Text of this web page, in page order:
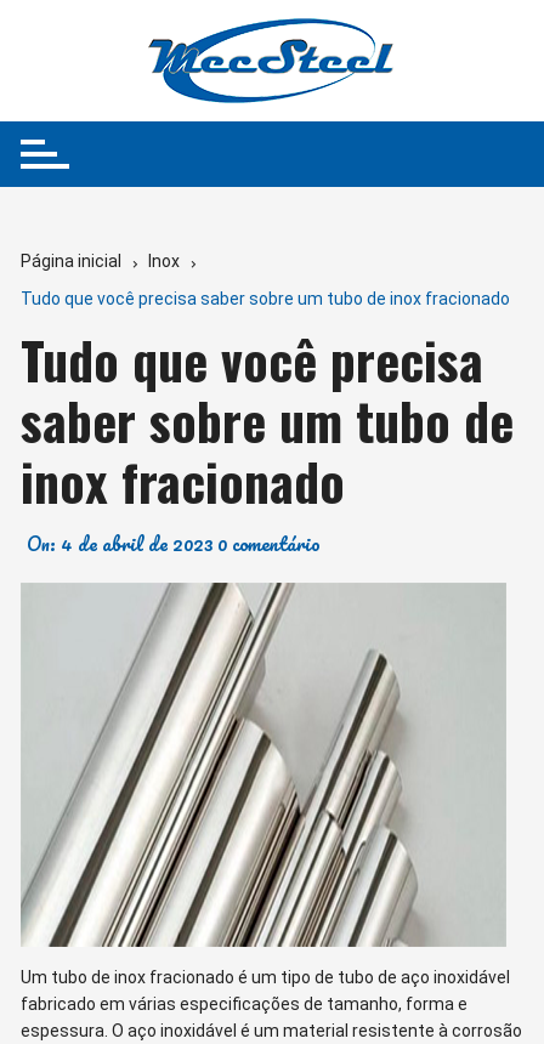
Página inicial
Inox
Tudo que você precisa saber sobre um tubo de inox fracionado
Tudo que você precisa
saber sobre um tubo de
inox fracionado
On: 4 de abril de 20230 comentário
Um tubo de inox fracionado é um tipo de tubo de aço inoxidável
fabricado em várias especificações de tamanho, forma e
espessura. O aço inoxidável é um material resistente à corrosão